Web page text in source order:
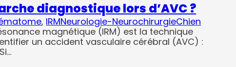
diagnostique lors d’AVC ?
, IRMNeurologie-NeurochirurgieChien
magnétique (IRM) est la technique
un accident vasculaire cérébral (AVC) :